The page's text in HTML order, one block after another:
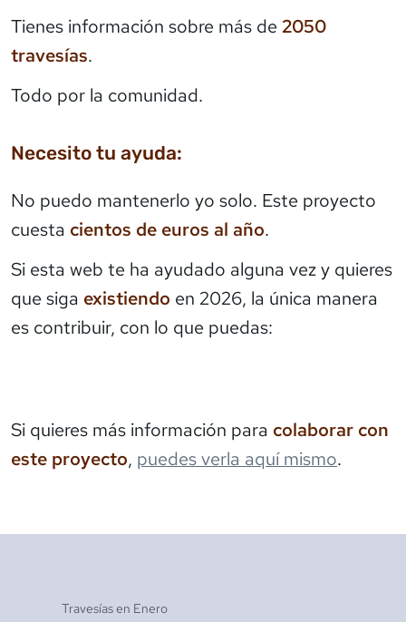
Tienes información sobre más de 2050
travesías.
Todo por la comunidad.
Necesito tu ayuda:
No puedo mantenerlo yo solo. Este proyecto
cuesta cientos de euros al año.
Si esta web te ha ayudado alguna vez y quieres
que siga existiendo en 2026, la única manera
es contribuir, con lo que puedas:
Si quieres más información para colaborar con
este proyecto, puedes verla aquí mismo.
Travesías en Enero